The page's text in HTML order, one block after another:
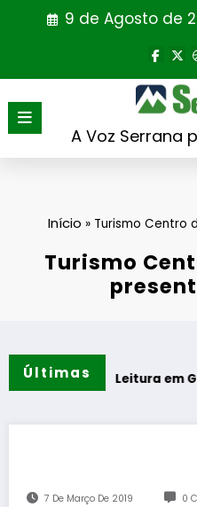
9 de Agosto de
A Voz Serrana
Início » Turismo Centro
Turismo
Últimas
de Leitura em Gouveia
7 De Março De 2019 0